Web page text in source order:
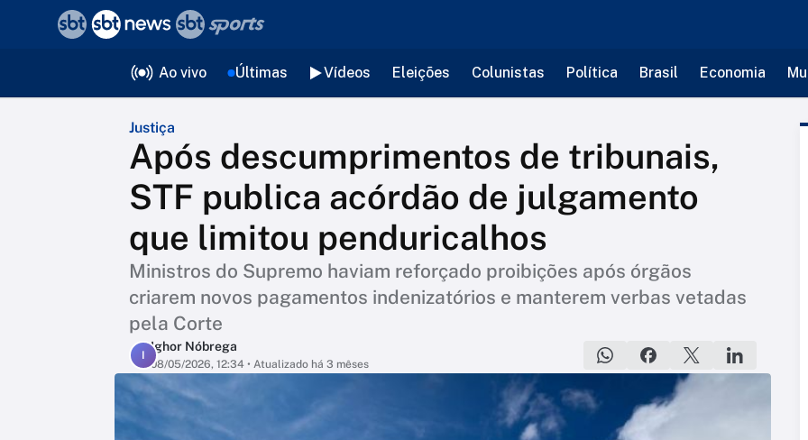
Ao vivo Últimas Vídeos Eleições Colunistas Política Brasil Economia
Justiça
Após descumprimentos de tribunais,
STF publica acórdão de julgamento
que limitou penduricalhos
Ministros do Supremo haviam reforçado proibições após órgãos
criarem novos pagamentos indenizatórios e manterem verbas vetadas
pela Corte
I
Ighor Nóbrega
08/05/2026, 12:34 • Atualizado há 3 mêses
voltar
Editorias